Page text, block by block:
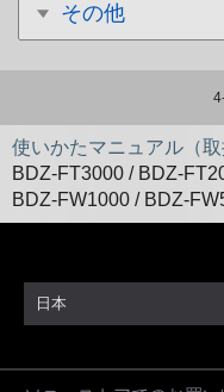
その他
使いかたマニュアル（取
BDZ-FT3000 / BDZ-
BDZ-FW1000 / BDZ-
日本